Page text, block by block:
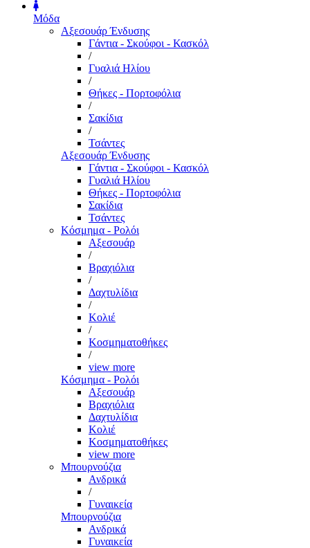
Μόδα
Αξεσουάρ Ένδυσης
Γάντια - Σκούφοι - Κασκόλ
/
Γυαλιά Ηλίου
/
Θήκες - Πορτοφόλια
/
Σακίδια
/
Τσάντες
Αξεσουάρ Ένδυσης
Γάντια - Σκούφοι - Κασκόλ
Γυαλιά Ηλίου
Θήκες - Πορτοφόλια
Σακίδια
Τσάντες
Κόσμημα - Ρολόι
Αξεσουάρ
/
Βραχιόλια
/
Δαχτυλίδια
/
Κολιέ
/
Κοσμηματοθήκες
/
view more
Κόσμημα - Ρολόι
Αξεσουάρ
Βραχιόλια
Δαχτυλίδια
Κολιέ
Κοσμηματοθήκες
view more
Μπουρνούζια
Ανδρικά
/
Γυναικεία
Μπουρνούζια
Ανδρικά
Γυναικεία